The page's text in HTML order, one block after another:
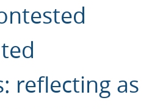
reflecting as